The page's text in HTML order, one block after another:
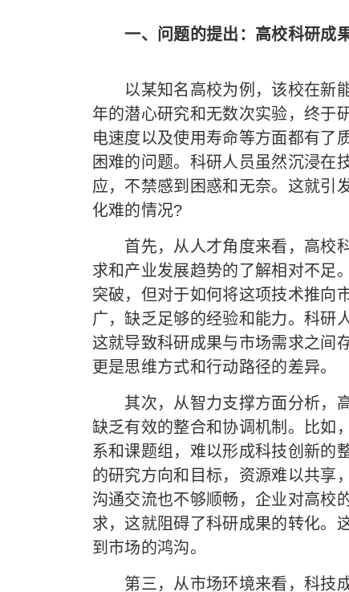
一、问题的提出：高校科研成
以某知名高校为例，该校在新能
年的潜心研究和无数次实验，终于
电速度以及使用寿命等方面都有了
困难的问题。科研人员虽然沉浸在
应，不禁感到困惑和无奈。这就引
化难的情况?
首先，从人才角度来看，高校科
求和产业发展趋势的了解相对不足
突破，但对于如何将这项技术推向
广，缺乏足够的经验和能力。科研
这就导致科研成果与市场需求之间
更是思维方式和行动路径的差异。
其次，从智力支撑方面分析，高
缺乏有效的整合和协调机制。比如
系和课题组，难以形成科技创新的
的研究方向和目标，资源难以共享
沟通交流也不够顺畅，企业对高校
求，这就阻碍了科研成果的转化。
到市场的鸿沟。
第三，从市场环境来看，科技成